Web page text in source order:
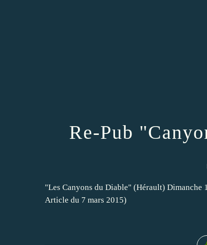
Re-Pub
"Les Canyons du Diable" (Hérault) Dimanche
Article du 7 mars 2015)